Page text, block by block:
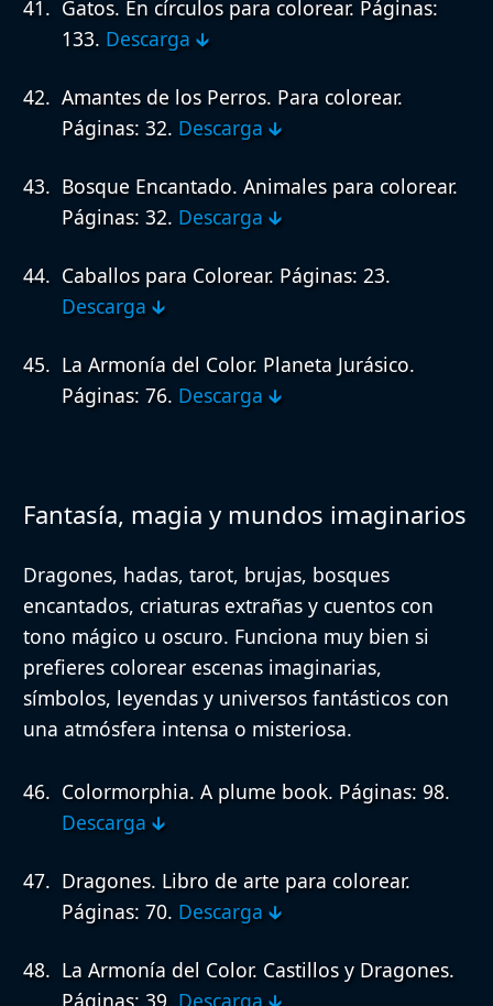
Gatos. En círculos para colorear. Páginas:
133. Descarga 🡳
Amantes de los Perros. Para colorear.
Páginas: 32. Descarga 🡳
Bosque Encantado. Animales para colorear.
Páginas: 32. Descarga 🡳
Caballos para Colorear. Páginas: 23.
Descarga 🡳
La Armonía del Color. Planeta Jurásico.
Páginas: 76. Descarga 🡳
Fantasía, magia y mundos imaginarios
Dragones, hadas, tarot, brujas, bosques
encantados, criaturas extrañas y cuentos con
tono mágico u oscuro. Funciona muy bien si
prefieres colorear escenas imaginarias,
símbolos, leyendas y universos fantásticos con
una atmósfera intensa o misteriosa.
Colormorphia. A plume book. Páginas: 98.
Descarga 🡳
Dragones. Libro de arte para colorear.
Páginas: 70. Descarga 🡳
La Armonía del Color. Castillos y Dragones.